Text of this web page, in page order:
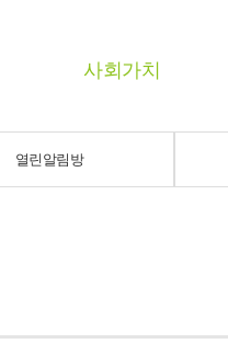
사회가치
열린알림방